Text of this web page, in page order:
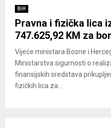
BiH
Pravna i fizička lica
747.625,92 KM za
Vijeće ministara Bosne i
Ministarstva sigurnosti o
finansijskih sredstava
fizičkih lica za...